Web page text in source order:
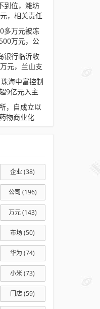
到位，潍坊
，相关责任
多万元被冻
万元，公
亿元
银行临沂收
元，兰山支
海中富控制
9亿元入主
，自成立以
物商业化
企业(38)
公司 (196)
万元(143)
市场(50)
华为 (74)
小米(73)
门店(59)